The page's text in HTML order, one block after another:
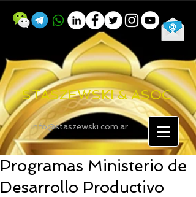
STASZEWSKI & ASOC
info@staszewski.com.ar
Programas Ministerio de
Desarrollo Productivo